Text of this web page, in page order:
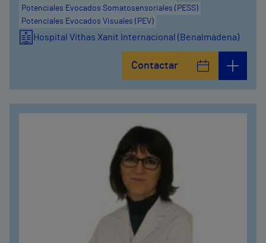
Potenciales Evocados Somatosensoriales (PESS)
Potenciales Evocados Visuales (PEV)
Hospital Vithas Xanit Internacional (Benalmádena)
Contactar